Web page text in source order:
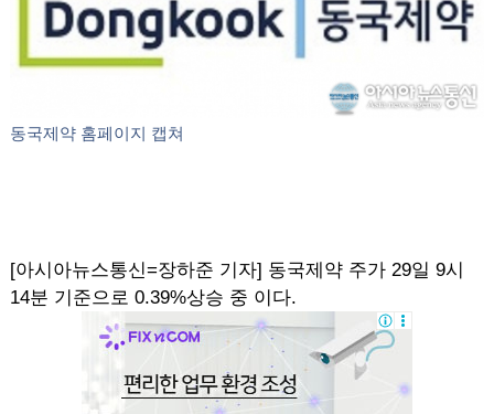
동국제약 홈페이지 캡쳐
[아시아뉴스통신=장하준 기자] 동국제약 주가 29일 9시
14분 기준으로 0.39%상승 중 이다.